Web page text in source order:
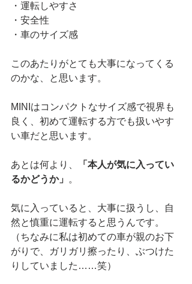
・運転しやすさ
・安全性
・車のサイズ感
このあたりがとても大事になってくる
のかな、と思います。
MINIはコンパクトなサイズ感で視界も
良く、初めて運転する方でも扱いやす
い車だと思います。
あとは何より、
「本人が気に入ってい
るかどうか」
。
気に入っていると、大事に扱うし、自
然と慎重に運転すると思うんです。
（ちなみに私は初めての車が親のお下
がりで、ガリガリ擦ったり、ぶつけた
りしていました……笑）